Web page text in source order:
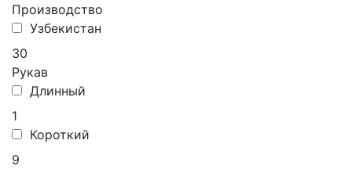
Производство
Узбекистан
30
Рукав
Длинный
1
Короткий
9